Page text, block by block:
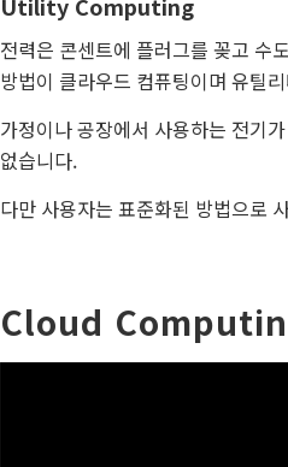
전력은 콘센트에 플러그를 꽂고 수
방법이 클라우드 컴퓨팅이며 유틸
가정이나 공장에서 사용하는 전기
없습니다.
다만 사용자는 표준화된 방법으로
Cloud